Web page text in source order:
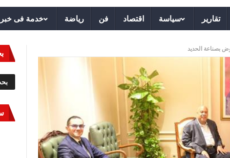
تقارير سياسة اقتصاد فن رياضة خدمة فى خبر
بصناعة الحديد